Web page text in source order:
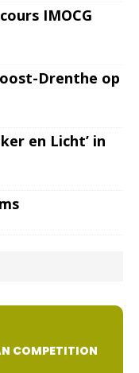
IMOCG
Drenthe op
en Licht’ in
COMPETITION